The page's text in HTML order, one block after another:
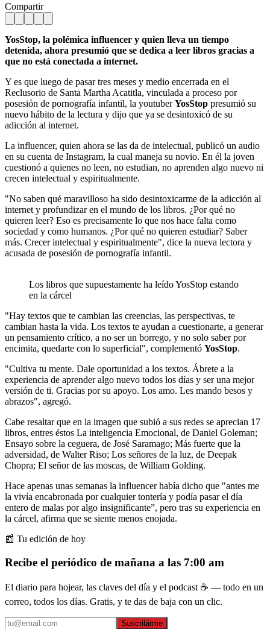
Compartir
YosStop, la polémica influencer y quien lleva un tiempo
detenida, ahora presumió que se dedica a leer libros gracias a
que no está conectada a internet.
Y es que luego de pasar tres meses y medio encerrada en el
Reclusorio de Santa Martha Acatitla, vinculada a proceso por
posesión de pornografía infantil, la youtuberYosStop presumió su
nuevo hábito de la lectura y dijo que ya se desintoxicó de su
adicción al internet.
La influencer, quien ahora se las da de intelectual, publicó un audio
en su cuenta de Instagram, la cual maneja su novio. En él la joven
cuestionó a quienes no leen, no estudian, no aprenden algo nuevo ni
crecen intelectual y espiritualmente.
"No saben qué maravilloso ha sido desintoxicarme de la adicción al
internet y profundizar en el mundo de los libros. ¿Por qué no
quieren leer? Eso es precisamente lo que nos hace falta como
sociedad y como humanos. ¿Por qué no quieren estudiar? Saber
más. Crecer intelectual y espiritualmente", dice la nueva lectora y
acusada de posesión de pornografía infantil.
Los libros que supuestamente ha leído YosStop estando
en la cárcel
"Hay textos que te cambian las creencias, las perspectivas, te
cambian hasta la vida. Los textos te ayudan a cuestionarte, a generar
un pensamiento crítico, a no ser un borrego, y no solo saber por
encimita, quedarte con lo superficial", complementó YosStop.
"Cultiva tu mente. Dale oportunidad a los textos. Ábrete a la
experiencia de aprender algo nuevo todos los días y ser una mejor
versión de ti. Gracias por su apoyo. Los amo. Les mando besos y
abrazos", agregó.
Cabe resaltar que en la imagen que subió a sus redes se aprecian 17
libros, entres éstos La inteligencia Emocional, de Daniel Goleman;
Ensayo sobre la ceguera, de José Saramago; Más fuerte que la
adversidad, de Walter Riso; Los señores de la luz, de Deepak
Chopra; El señor de las moscas, de William Golding.
Hace apenas unas semanas la influencer había dicho que "antes me
la vivía encabronada por cualquier tontería y podía pasar el día
entero de malas por algo insignificante”, pero tras su experiencia en
la cárcel, afirma que se siente menos enojada.
📰 Tu edición de hoy
Recibe el periódico de mañana a las 7:00 am
El diario para hojear, las claves del día y el podcast ☕ — todo en un
correo, todos los días. Gratis, y te das de baja con un clic.
Suscribirme